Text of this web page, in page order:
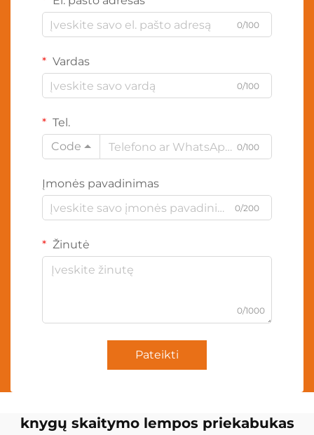
0/100
Vardas
0/100
Tel.
Code
0/100
Įmonės pavadinimas
0/200
Žinutė
0/1000
Pateikti
knygų skaitymo lempos priekabukas